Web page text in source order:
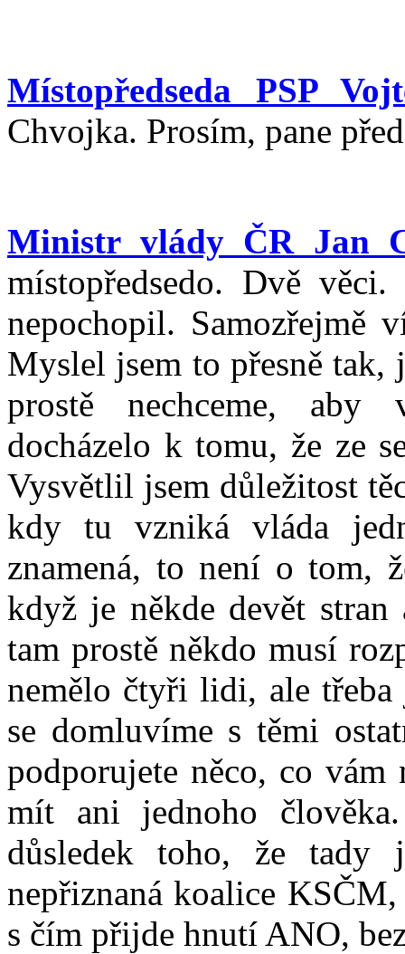
Místopředseda PSP
Chvojka. Prosím, pane
Ministr vlády ČR Jan
místopředsedo. Dvě
nepochopil. Samozřejmě
Myslel jsem to přesně
prostě nechceme, aby
docházelo k tomu, že ze
Vysvětlil jsem důležitost
kdy tu vzniká vláda
znamená, to není o tom,
když je někde devět
tam prostě někdo musí
nemělo čtyři lidi, ale
se domluvíme s těmi
podporujete něco, co vám
mít ani jednoho
důsledek toho, že tady
nepřiznaná koalice
s čím přijde hnutí ANO,